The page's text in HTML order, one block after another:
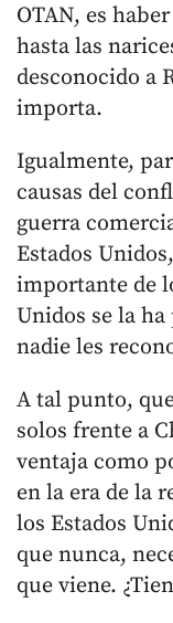
OTAN, es
hasta las
desconocido a
importa.
Igualmente,
causas del
guerra
Estados
importante de
Unidos se la
nadie les
A tal punto,
solos frente a
ventaja como
en la era de la
los Estados
que nunca,
que viene.